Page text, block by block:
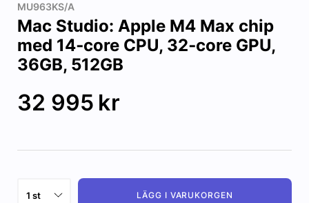
MU963KS/A
Mac Studio: Apple M4 Max chip
med 14‑core CPU, 32‑core GPU,
36GB, 512GB
32 995 kr
LÄGG I VARUKORGEN